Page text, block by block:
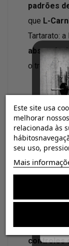
padrões
que L-
Tartarato:
o treino a
Pureza e
pó neutro,
controles
Este site usa
melhorar
relacionada às
seu uso,
Mais